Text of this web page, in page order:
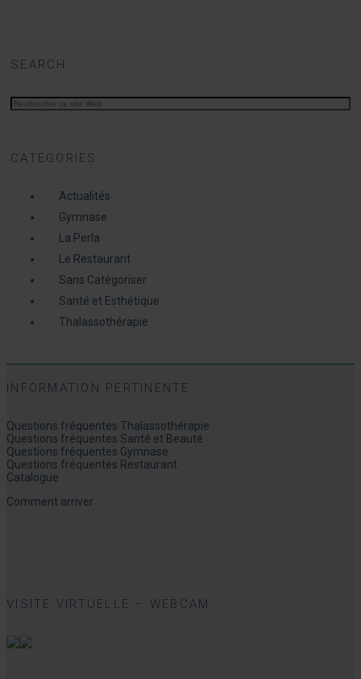
SEARCH
CATEGORIES
Actualités
Gymnase
La Perla
Le Restaurant
Sans Catégoriser
Santé et Esthétique
Thalassothérapie
INFORMATION PERTINENTE
Questions fréquentes Thalassothérapie
Questions fréquentes Santé et Beauté
Questions fréquentes Gymnase
Questions fréquentes Restaurant
Catalogue
Comment arriver
VISITE VIRTUELLE – WEBCAM